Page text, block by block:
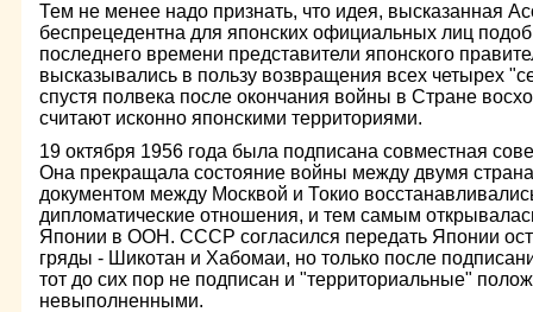
Тем не менее надо признать, что идея, высказанная
беспрецедентна для японских официальных лиц
последнего времени представители японского
высказывались в пользу возвращения всех четырех
спустя полвека после окончания войны в Стране
считают исконно японскими территориями.
19 октября 1956 года была подписана совместная
Она прекращала состояние войны между двумя
документом между Москвой и Токио
дипломатические отношения, и тем самым
Японии в ООН. СССР согласился передать Японии
гряды - Шикотан и Хабомаи, но только после
тот до сих пор не подписан и "территориальные"
невыполненными.